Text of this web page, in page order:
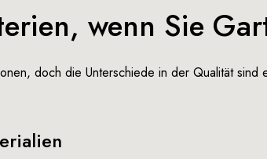
wenn Sie
doch die Unterschiede in der Qualität sind